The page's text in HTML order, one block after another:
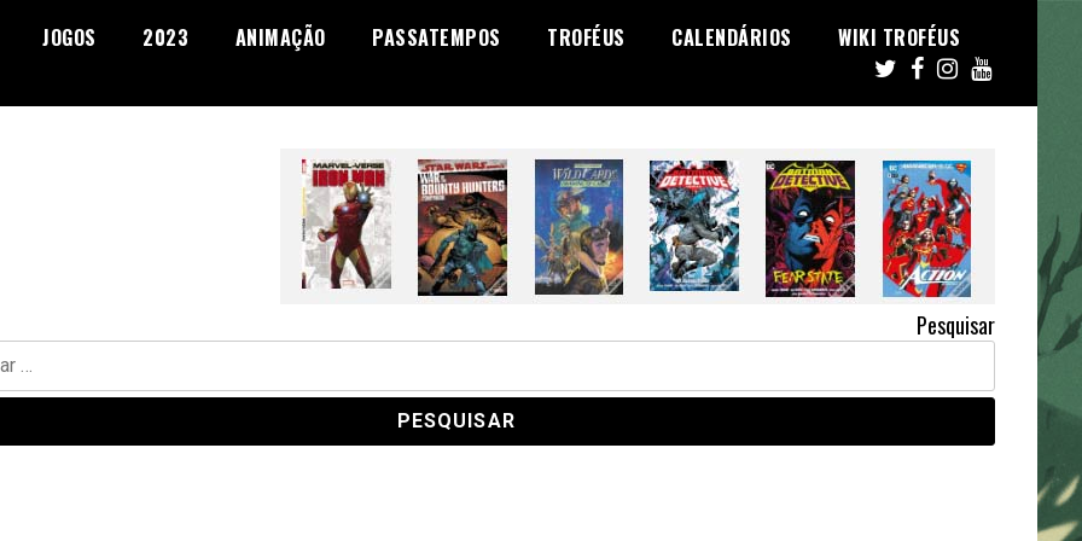
JOGOS 2023 ANIMAÇÃO PASSATEMPOS TROFÉUS CALENDÁRIOS WIKI TROFÉUS
Pesquisar